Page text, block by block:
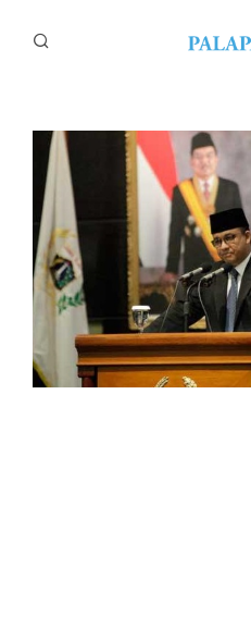
Politik
Nasional
Sumatera
Tapanuli
Nusantara
Megapolitan